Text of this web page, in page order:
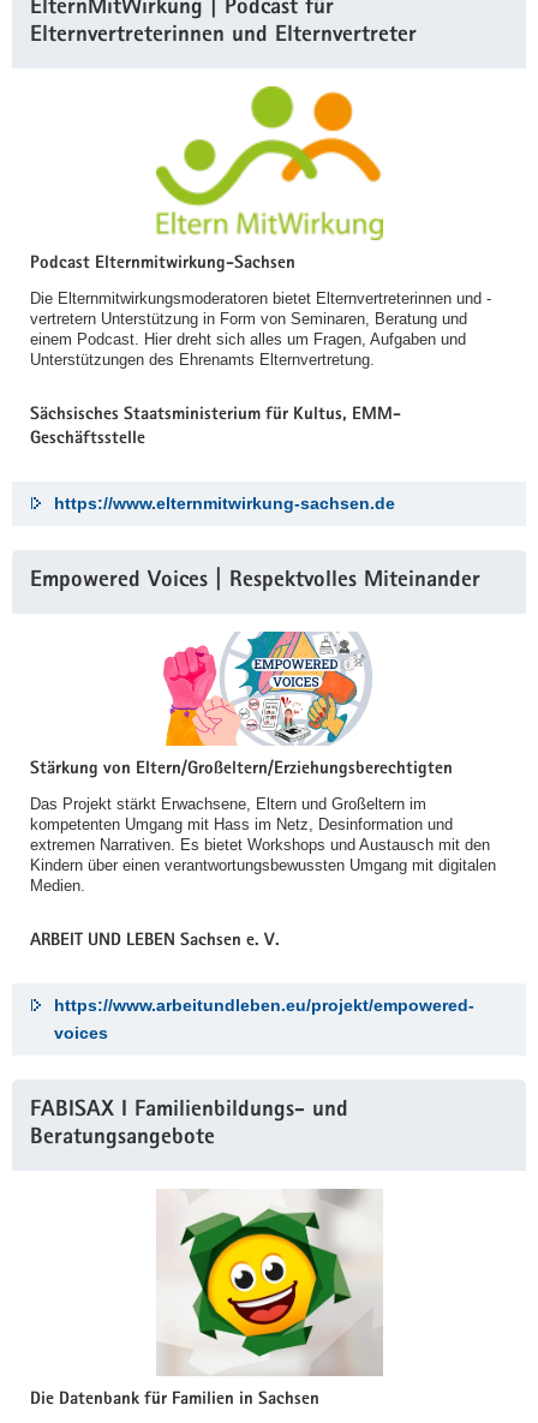
ElternMitWirkung | Podcast für
Elternvertreterinnen und Elternvertreter
Podcast Elternmitwirkung-Sachsen
Die Elternmitwirkungsmoderatoren bietet Elternvertreterinnen und -
vertretern Unterstützung in Form von Seminaren, Beratung und
einem Podcast. Hier dreht sich alles um Fragen, Aufgaben und
Unterstützungen des Ehrenamts Elternvertretung.
Sächsisches Staatsministerium für Kultus, EMM-
Geschäftsstelle
https://www.elternmitwirkung-sachsen.de
Empowered Voices | Respektvolles Miteinander
Stärkung von Eltern/Großeltern/Erziehungsberechtigten
Das Projekt stärkt Erwachsene, Eltern und Großeltern im
kompetenten Umgang mit Hass im Netz, Desinformation und
extremen Narrativen. Es bietet Workshops und Austausch mit den
Kindern über einen verantwortungsbewussten Umgang mit digitalen
Medien.
ARBEIT UND LEBEN Sachsen e. V.
https://www.arbeitundleben.eu/projekt/empowered-
voices
FABISAX I Familienbildungs- und
Beratungsangebote
Die Datenbank für Familien in Sachsen